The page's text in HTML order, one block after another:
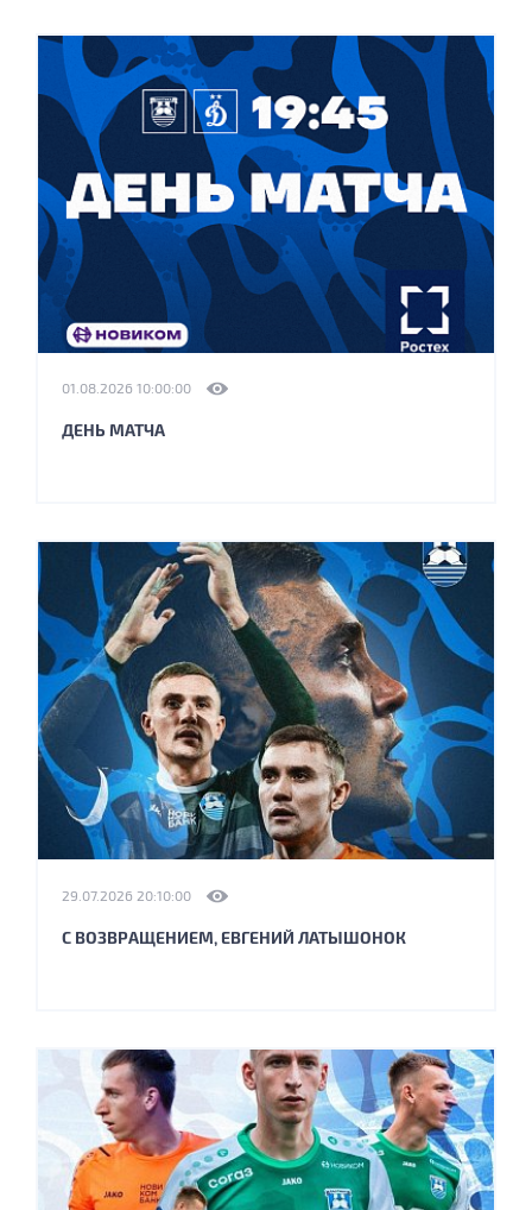
01.08.2026 10:00:00
ДЕНЬ МАТЧА
29.07.2026 20:10:00
С ВОЗВРАЩЕНИЕМ, ЕВГЕНИЙ ЛАТЫШОНОК